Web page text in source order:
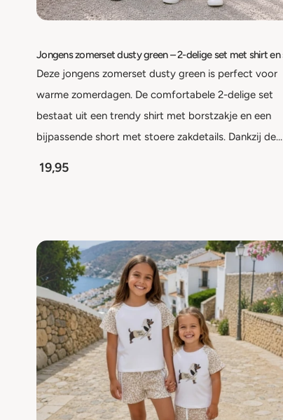
Deze jongens zomerset dusty green is perfect voor
warme zomerdagen. De comfortabele 2-delige set
bestaat uit een trendy shirt met borstzakje en een
bijpassende short met stoere zakdetails. Dankzij de…
19,95